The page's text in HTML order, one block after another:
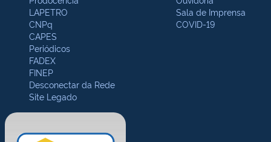
LAPETRO
CNPq
CAPES
Periódicos
FADEX
FINEP
Desconectar da Rede
Site Legado
Sala de Imprensa
COVID-19